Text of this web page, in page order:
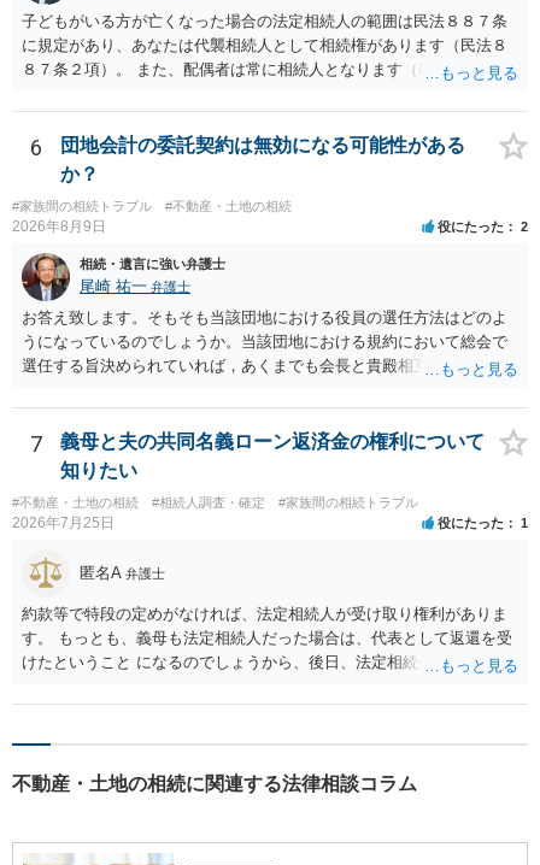
子どもがいる方が亡くなった場合の法定相続人の範囲は民法８８７条
に規定があり、あなたは代襲相続人として相続権があります（民法８
８７条２項）。 また、配偶者は常に相続人となります（民法８９０
も相続権があります。つまり、孫５人に加えて「おじ又はおば」にも
相続権がある可能性があります。
6
団地会計の委託契約は無効になる可能性がある
か？
#家族間の相続トラブル #不動産・土地の相続
2026年8月9日 役にたった 2
相続・遺言に強い弁護士
尾崎 祐一 弁護士
お答え致します。そもそも当該団地における役員の選任方法はどのよ
うになっているのでしょうか。当該団地における規約において総会で
選任する旨決められていれば，あくまでも会長と貴殿相互間における
し，団地と貴殿との委託契約は有効に成立しています。当該団地にお
ける役員の選任が会長の専権でできるのであれば，貴殿と会長との合
意により委託契約は有効に成立しています。
7
義母と夫の共同名義ローン返済金の権利について
知りたい
#不動産・土地の相続 #相続人調査・確定 #家族間の相続トラブル
2026年7月25日 役にたった 1
匿名A 弁護士
約款等で特段の定めがなければ、法定相続人が受け取り権利がありま
す。 もっとも、義母も法定相続人だった場合は、代表として返還を受
けたということ になるのでしょうから、後日、法定相続分に基づいて
不動産・土地の相続に関連する法律相談コラム